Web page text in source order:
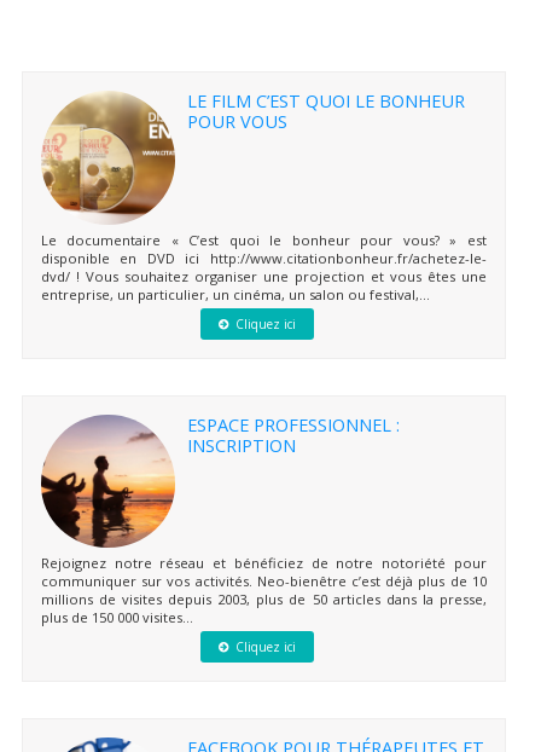
LE FILM C’EST QUOI LE BONHEUR
POUR VOUS
Le documentaire « C’est quoi le bonheur pour vous? » est
disponible en DVD ici http://www.citationbonheur.fr/achetez-le-
dvd/ ! Vous souhaitez organiser une projection et vous êtes une
entreprise, un particulier, un cinéma, un salon ou festival,...
Cliquez ici
ESPACE PROFESSIONNEL :
INSCRIPTION
Rejoignez notre réseau et bénéficiez de notre notoriété pour
communiquer sur vos activités. Neo-bienêtre c’est déjà plus de 10
millions de visites depuis 2003, plus de 50 articles dans la presse,
plus de 150 000 visites...
Cliquez ici